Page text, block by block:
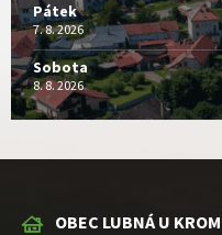
Pátek
7. 8. 2026
Sobota
8. 8. 2026
OBEC LUBNÁ U